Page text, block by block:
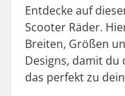
Entdecke auf
Scooter Räder.
Breiten, Größen
Designs, damit du
das perfekt zu